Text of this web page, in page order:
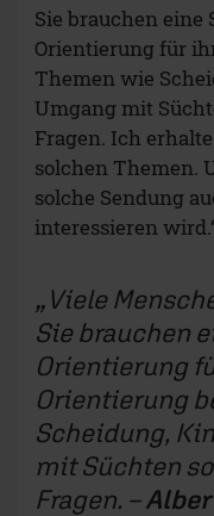
Sie brauchen eine
Orientierung für
Themen wie
Umgang mit
Fragen. Ich
solchen Themen.
solche Sendung
interessieren
Viele
Sie brauchen
Orientierung
Orientierung
Scheidung,
mit Süchten
Fragen. –